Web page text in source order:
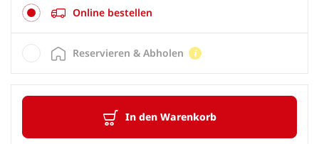
Online bestellen
In den Warenkorb
Reservieren & Abholen